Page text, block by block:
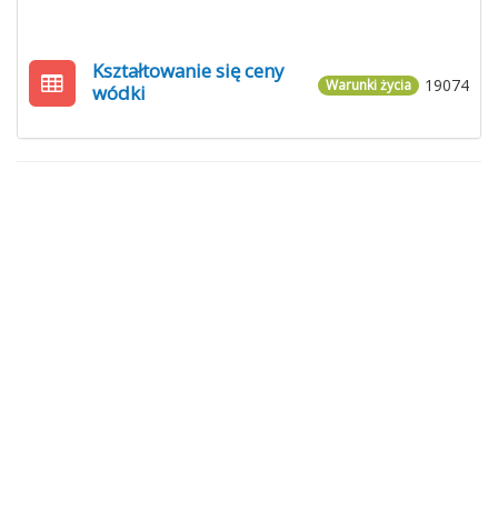
19074
Warunki życia
Kształtowanie się ceny
wódki